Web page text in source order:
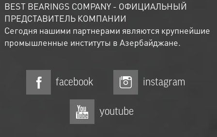
BEST BEARINGS COMPANY - ОФИЦИАЛЬНЫЙ
ПРЕДСТАВИТЕЛЬ КОМПАНИИ
Сегодня нашими партнерами являются крупнейшие
промышленные институты в Азербайджане.
facebook instagram
youtube